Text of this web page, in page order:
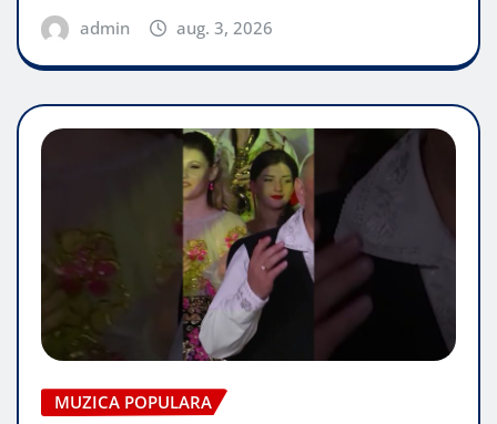
admin aug. 3, 2026
MUZICA POPULARA